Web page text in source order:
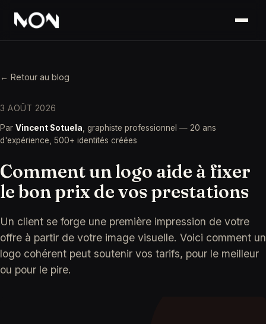
← Retour au blog
3 AOÛT 2026
Par Vincent Sotuela, graphiste professionnel — 20 ans
d'expérience, 500+ identités créées
Comment un logo aide à fixer
le bon prix de vos prestations
Un client se forge une première impression de votre
offre à partir de votre image visuelle. Voici comment un
logo cohérent peut soutenir vos tarifs, pour le meilleur
ou pour le pire.